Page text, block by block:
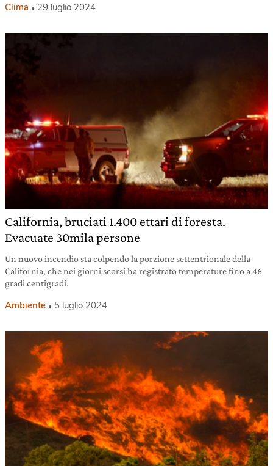
Clima 29 luglio 2024
California, bruciati 1.400 ettari di foresta.
Evacuate 30mila persone
Un nuovo incendio sta colpendo la porzione settentrionale della
California, che nei giorni scorsi ha registrato temperature fino a 46
gradi centigradi.
Ambiente 5 luglio 2024